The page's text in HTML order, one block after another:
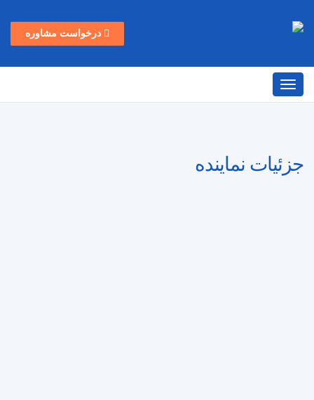
درخواست مشاوره
جزئیات نماینده